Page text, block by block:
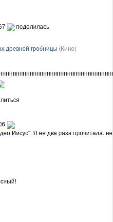
поделилась
древней гробницы (Кино)
Иисус". Я ее два раза прочитала. не